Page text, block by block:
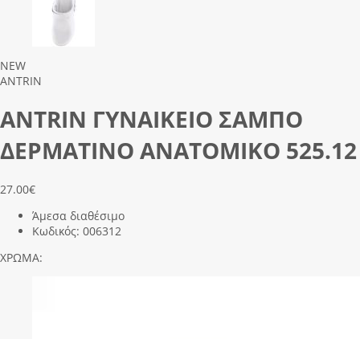
Previous
Next
NEW
ANTRIN
ANTRIN ΓΥΝΑΙΚΕΙΟ ΣΑΜΠΟ
ΔΕΡΜΑΤΙΝΟ ΑΝΑΤΟΜΙΚΟ 525.12
27.00€
Άμεσα διαθέσιμο
Κωδικός: 006312
ΧΡΩΜΑ: